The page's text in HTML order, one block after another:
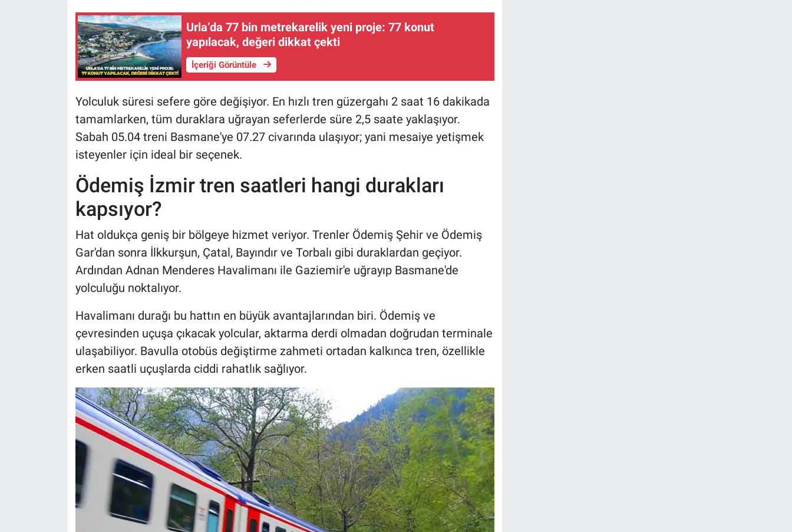
Urla’da 77 bin metrekarelik yeni proje: 77 konut
yapılacak, değeri dikkat çekti
İçeriği Görüntüle
Yolculuk süresi sefere göre değişiyor. En hızlı tren güzergahı 2 saat 16 dakikada
tamamlarken, tüm duraklara uğrayan seferlerde süre 2,5 saate yaklaşıyor.
Sabah 05.04 treni Basmane'ye 07.27 civarında ulaşıyor; yani mesaiye yetişmek
isteyenler için ideal bir seçenek.
Ödemiş İzmir tren saatleri hangi durakları
kapsıyor?
Hat oldukça geniş bir bölgeye hizmet veriyor. Trenler Ödemiş Şehir ve Ödemiş
Gar'dan sonra İlkkurşun, Çatal, Bayındır ve Torbalı gibi duraklardan geçiyor.
Ardından Adnan Menderes Havalimanı ile Gaziemir'e uğrayıp Basmane'de
yolculuğu noktalıyor.
Havalimanı durağı bu hattın en büyük avantajlarından biri. Ödemiş ve
çevresinden uçuşa çıkacak yolcular, aktarma derdi olmadan doğrudan terminale
ulaşabiliyor. Bavulla otobüs değiştirme zahmeti ortadan kalkınca tren, özellikle
erken saatli uçuşlarda ciddi rahatlık sağlıyor.